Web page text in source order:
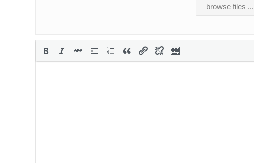
browse files ...